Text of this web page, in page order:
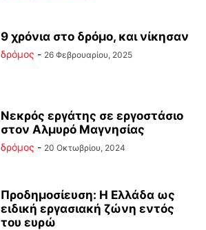
9 χρόνια στο δρόμο, και νίκησαν
δρόμος - 26 Φεβρουαρίου, 2025
Νεκρός εργάτης σε εργοστάσιο
στον Αλμυρό Μαγνησίας
δρόμος - 20 Οκτωβρίου, 2024
Προδημοσίευση: Η Ελλάδα ως
ειδική εργασιακή ζώνη εντός
του ευρώ